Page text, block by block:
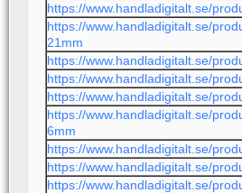
https://www.handladigitalt.se/
https://www.handladigitalt.se/
21mm
https://www.handladigitalt.se/
https://www.handladigitalt.se/
https://www.handladigitalt.se/
https://www.handladigitalt.se/
6mm
https://www.handladigitalt.se/
https://www.handladigitalt.se/
https://www.handladigitalt.se/